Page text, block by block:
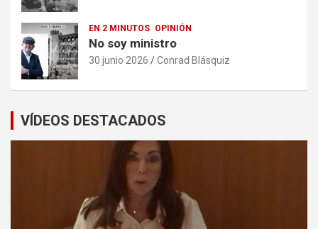
EN 2 MINUTOS OPINIÓN
No soy ministro
30 junio 2026 Conrad Blásquiz
VÍDEOS DESTACADOS